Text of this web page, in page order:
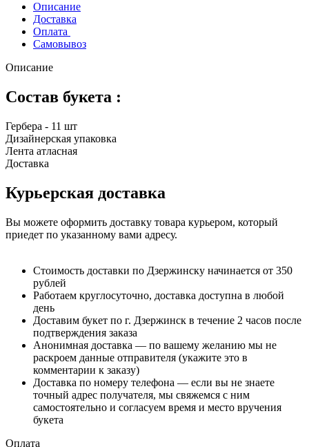
Описание
Доставка
Оплата
Самовывоз
Описание
Состав букета :
Гербера - 11 шт
Дизайнерская упаковка
Лента атласная
Доставка
Курьерская доставка
Вы можете оформить доставку товара курьером, который
приедет по указанному вами адресу.
Стоимость доставки по Дзержинску начинается от 350
рублей
Работаем круглосуточно, доставка доступна в любой
день
Доставим букет по г. Дзержинск в течение 2 часов после
подтверждения заказа
Анонимная доставка — по вашему желанию мы не
раскроем данные отправителя (укажите это в
комментарии к заказу)
Доставка по номеру телефона — если вы не знаете
точный адрес получателя, мы свяжемся с ним
самостоятельно и согласуем время и место вручения
букета
Оплата